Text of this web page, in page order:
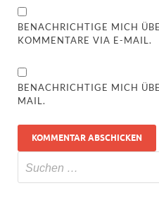
BENACHRICHTIGE MICH
KOMMENTARE VIA E-MAIL.
BENACHRICHTIGE MICH
MAIL.